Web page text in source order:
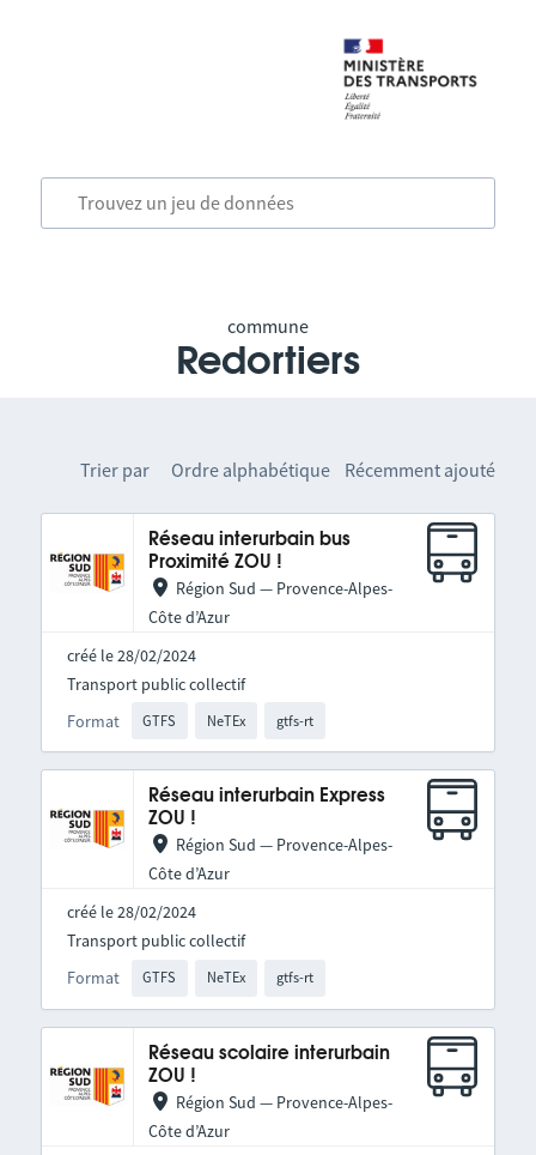
commune
Redortiers
Trier par Ordre alphabétique Récemment ajouté
Réseau interurbain bus
Proximité ZOU !
Région Sud — Provence-Alpes-
Côte d’Azur
créé le 28/02/2024
Format GTFS NeTEx gtfs-rt
Transport public collectif
Réseau interurbain Express
ZOU !
Région Sud — Provence-Alpes-
Côte d’Azur
créé le 28/02/2024
Format GTFS NeTEx gtfs-rt
Transport public collectif
Réseau scolaire interurbain
ZOU !
Région Sud — Provence-Alpes-
Côte d’Azur